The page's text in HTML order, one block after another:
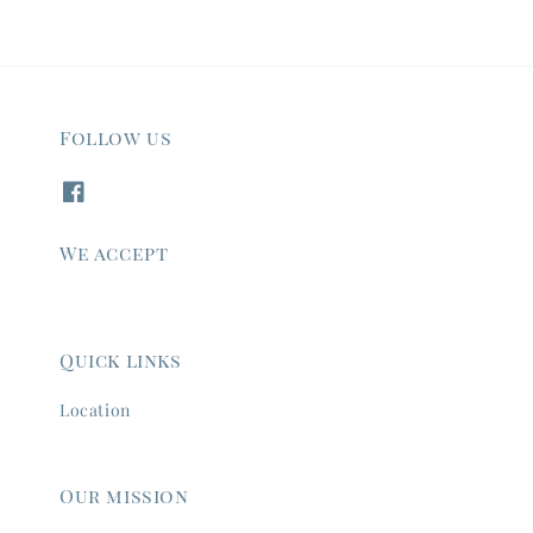
Follow us
We accept
Quick links
Location
Our mission